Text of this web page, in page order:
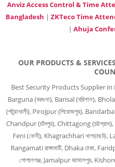
Anviz Access Control & Time
Bangladesh | ZKTeco Time
| Ahuja
OUR PRODUCTS &
Best Security Products Supplier
Barguna (বরগুনা), Barisal (বরিশাল),
(পটুয়াখালী), Pirojpur (পিরোজপুর),
Chandpur (চাঁদপুর), Chittagong (চট্টগ্রাম),
Feni (ফেনী), Khagrachhari খাগড়াছড়ি,
Rangamati রাঙ্গামাটি, Dhaka ঢাকা,
গোপালগঞ্জ, Jamalpur জামালপুর,